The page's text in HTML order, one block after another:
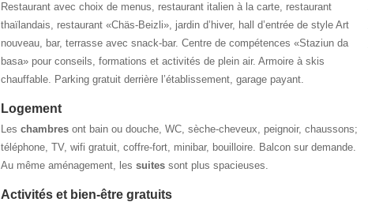
Restaurant avec choix de menus, restaurant italien à la carte, restaurant
thaïlandais, restaurant «Chäs-Beizli», jardin d’hiver, hall d’entrée de style Art
nouveau, bar, terrasse avec snack-bar. Centre de compétences «Staziun da
basa» pour conseils, formations et activités de plein air. Armoire à skis
chauffable. Parking gratuit derrière l’établissement, garage payant.
Logement
Les chambres ont bain ou douche, WC, sèche-cheveux, peignoir, chaussons;
téléphone, TV, wifi gratuit, coffre-fort, minibar, bouilloire. Balcon sur demande.
Au même aménagement, les suites sont plus spacieuses.
Activités et bien-être gratuits